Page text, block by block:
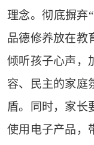
理念。彻底摒弃
品德修养放在教
倾听孩子心声，
容、民主的家庭
盾。同时，家长
使用电子产品，